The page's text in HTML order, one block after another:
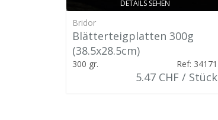
DETAILS SEHEN
Bridor
Blätterteigplatten 300g
(38.5x28.5cm)
300 gr. Ref: 34171
5.47 CHF / Stück